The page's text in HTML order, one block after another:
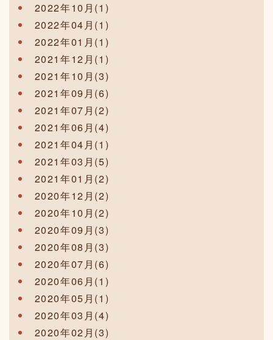
2022年10月(1)
2022年04月(1)
2022年01月(1)
2021年12月(1)
2021年10月(3)
2021年09月(6)
2021年07月(2)
2021年06月(4)
2021年04月(1)
2021年03月(5)
2021年01月(2)
2020年12月(2)
2020年10月(2)
2020年09月(3)
2020年08月(3)
2020年07月(6)
2020年06月(1)
2020年05月(1)
2020年03月(4)
2020年02月(3)